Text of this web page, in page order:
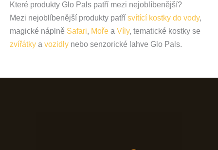
Které produkty Glo Pals patří mezi nejoblíbenější?
Mezi nejoblíbenější produkty patří svítící kostky do vody,
magické náplně Safari, Moře a Víly, tematické kostky se
zvířátky a vozidly nebo senzorické lahve Glo Pals.